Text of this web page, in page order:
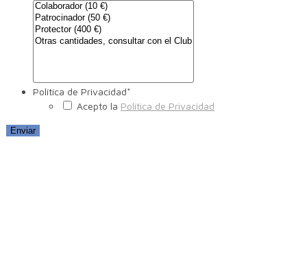
Política de Privacidad*
Acepto la Política de Privacidad